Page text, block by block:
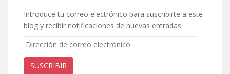
Introduce tu correo electrónico para suscribirte a este
blog y recibir notificaciones de nuevas entradas.
Dirección
correo
SUSCRIBIR